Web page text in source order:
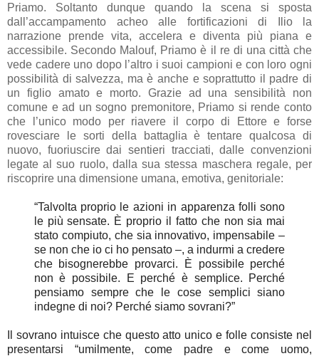
Priamo. Soltanto dunque quando la scena si sposta
dall’accampamento acheo alle fortificazioni di Ilio la
narrazione prende vita, accelera e diventa più piana e
accessibile. Secondo Malouf, Priamo è il re di una città che
vede cadere uno dopo l’altro i suoi campioni e con loro ogni
possibilità di salvezza, ma è anche e soprattutto il padre di
un figlio amato e morto. Grazie ad una sensibilità non
comune e ad un sogno premonitore, Priamo si rende conto
che l’unico modo per riavere il corpo di Ettore e forse
rovesciare le sorti della battaglia è tentare qualcosa di
nuovo, fuoriuscire dai sentieri tracciati, dalle convenzioni
legate al suo ruolo, dalla sua stessa maschera regale, per
riscoprire una dimensione umana, emotiva, genitoriale:
“Talvolta proprio le azioni in apparenza folli sono
le più sensate. È proprio il fatto che non sia mai
stato compiuto, che sia innovativo, impensabile –
se non che io ci ho pensato –, a indurmi a credere
che bisognerebbe provarci. È possibile perché
non è possibile. E perché è semplice. Perché
pensiamo sempre che le cose semplici siano
indegne di noi? Perché siamo sovrani?”
Il sovrano intuisce che questo atto unico e folle consiste nel
presentarsi “umilmente, come padre e come uomo,